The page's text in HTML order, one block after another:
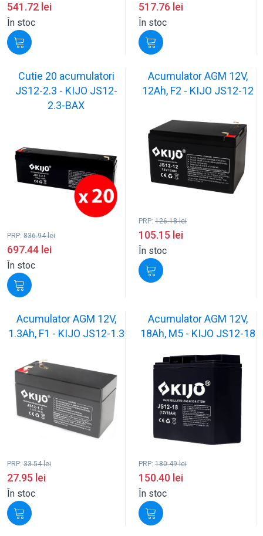
541.72 lei
În stoc
517.76 lei
În stoc
Cutie 20 acumulatori
JS12-2.3 - KIJO JS12-
2.3-BAX
PRP: 836.94lei
697.44 lei
În stoc
Acumulator AGM 12V,
12Ah, F2 - KIJO JS12-12
PRP: 126.18lei
105.15 lei
În stoc
Acumulator AGM 12V,
1.3Ah, F1 - KIJO JS12-1.3
PRP: 33.54lei
27.95 lei
În stoc
Acumulator AGM 12V,
18Ah, M5 - KIJO JS12-18
PRP: 180.49lei
150.40 lei
În stoc